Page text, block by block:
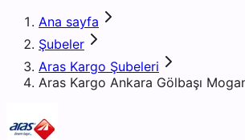
Ana sayfa
Şubeler
Aras Kargo Şubeleri
Aras Kargo Ankara Gölbaşı